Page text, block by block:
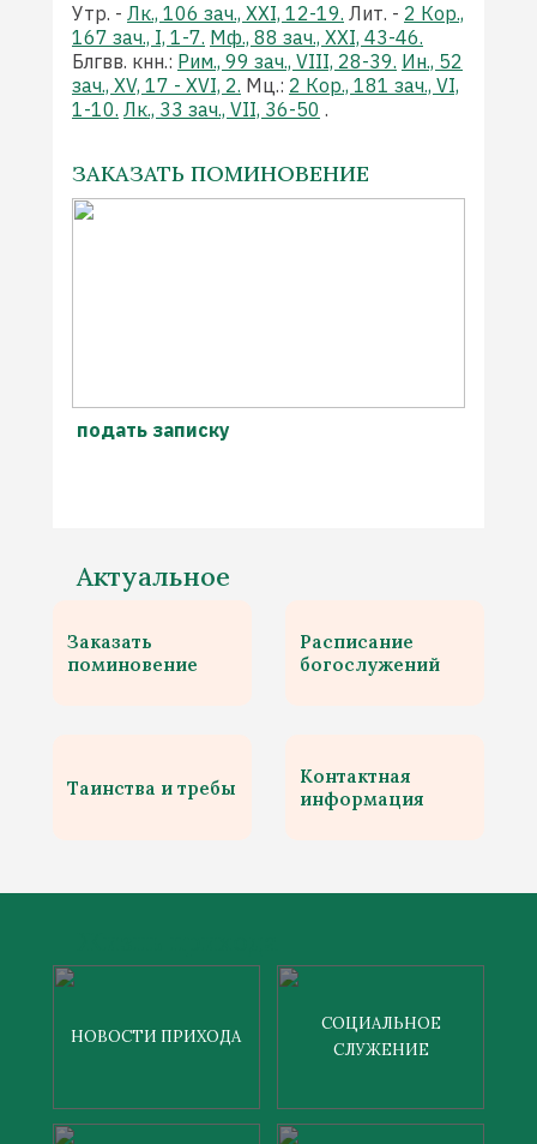
Утр. - Лк., 106 зач., XXI, 12-19. Лит. - 2 Кор.,
167 зач., I, 1-7. Мф., 88 зач., XXI, 43-46.
Блгвв. кнн.: Рим., 99 зач., VIII, 28-39. Ин., 52
зач., XV, 17 - XVI, 2. Мц.: 2 Кор., 181 зач., VI,
1-10. Лк., 33 зач., VII, 36-50 .
ЗАКАЗАТЬ ПОМИНОВЕНИЕ
подать записку
Актуальное
Заказать
поминовение
Расписание
богослужений
Таинства и требы
Контактная
информация
НОВОСТИ ПРИХОДА
СОЦИАЛЬНОЕ
СЛУЖЕНИЕ